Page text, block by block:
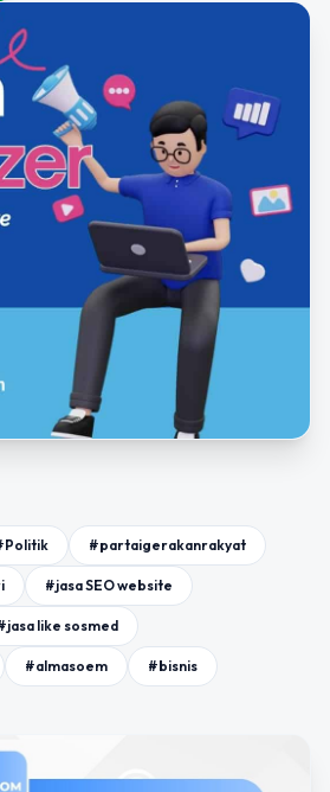
#partaigerakanrakyat
#jasa SEO website
like sosmed
#almasoem #bisnis